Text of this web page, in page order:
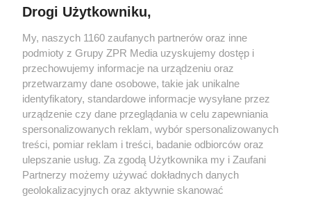
Żaden utwór zamieszczony w serwisie nie może być powielany i
rozpowszechniany lub dalej rozpowszechniany w jakikolwiek sposób (w
tym także elektroniczny lub mechaniczny) na jakimkolwiek polu
eksploatacji w jakiejkolwiek formie, włącznie z umieszczaniem w
Internecie bez pisemnej zgody właściciela praw. Jakiekolwiek użycie lub
wykorzystanie utworów w całości lub w części z naruszeniem prawa,
tzn. bez właściwej zgody, jest zabronione pod groźbą kary i może być
ścigane prawnie.
Drogi Użytkowniku,
My, naszych 1160 zaufanych partnerów oraz inne
podmioty z Grupy ZPR Media uzyskujemy dostęp i
przechowujemy informacje na urządzeniu oraz
przetwarzamy dane osobowe, takie jak unikalne
identyfikatory, standardowe informacje wysyłane przez
urządzenie czy dane przeglądania w celu zapewniania
spersonalizowanych reklam, wybór spersonalizowanych
treści, pomiar reklam i treści, badanie odbiorców oraz
ulepszanie usług. Za zgodą Użytkownika my i Zaufani
Partnerzy możemy używać dokładnych danych
geolokalizacyjnych oraz aktywnie skanować